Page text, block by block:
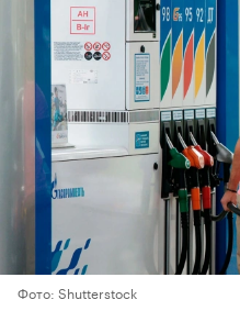
Фото: Shutterstock